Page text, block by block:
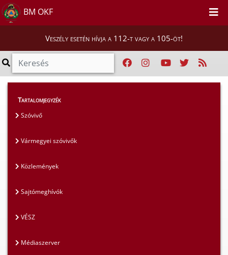
BM OKF
Veszély esetén hívja a 112-t vagy a 105-öt!
Magunkról
Tartalomjegyzék
Szóvivő
Vármegyei szóvivők
Közlemények
Sajtómeghívók
VÉSZ
Médiaszerver